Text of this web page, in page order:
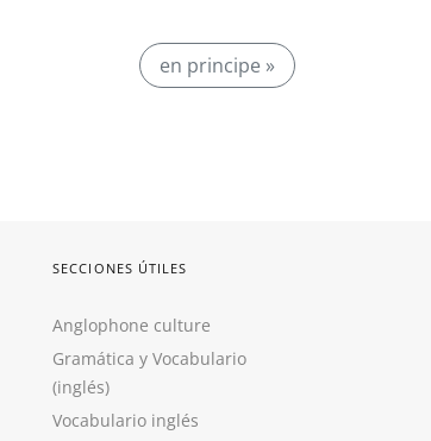
en principe »
SECCIONES ÚTILES
Anglophone culture
Gramática y Vocabulario
(inglés)
Vocabulario inglés